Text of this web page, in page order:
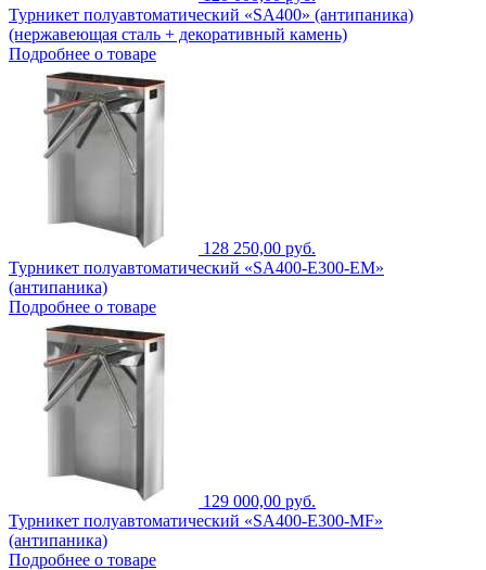
Турникет полуавтоматический «SA400» (антипаника)
(нержавеющая сталь + декоративный камень)
Подробнее о товаре
128 250,00 руб.
Турникет полуавтоматический «SA400-Е300-EM»
(антипаника)
Подробнее о товаре
129 000,00 руб.
Турникет полуавтоматический «SA400-Е300-MF»
(антипаника)
Подробнее о товаре